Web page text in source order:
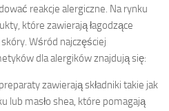
reakcje alergiczne. Na rynku
które zawierają łagodzące
Wśród najczęściej
dla alergików znajdują się:
zawierają składniki takie jak
lub masło shea, które pomagają